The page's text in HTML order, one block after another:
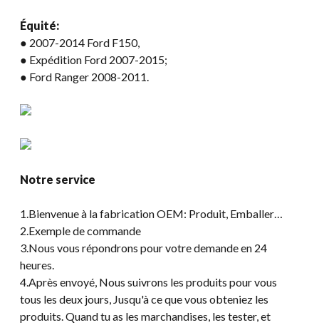
Équité:
● 2007-2014 Ford F150,
● Expédition Ford 2007-2015;
● Ford Ranger 2008-2011.
Notre service
1.Bienvenue à la fabrication OEM: Produit, Emballer…
2.Exemple de commande
3.Nous vous répondrons pour votre demande en 24
heures.
4.Après envoyé, Nous suivrons les produits pour vous
tous les deux jours, Jusqu'à ce que vous obteniez les
produits. Quand tu as les marchandises, les tester, et